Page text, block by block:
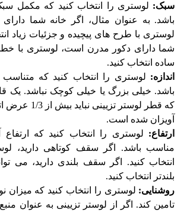
سبک: لوستری را انتخاب کنید که مکمل
باشد. به عنوان مثال، اگر خانه شما
لوستری با طرح های پیچیده و جزئیات زیاد
شما دارای دکور مدرن است، لوستری با
ساده انتخاب کنید.
اندازه: لوستری را انتخاب کنید که متناسب
باشد. خیلی بزرگ یا خیلی کوچک نباشد. یک
که قطر لوستر
آویزان شده است.
ارتفاع: لوستری را انتخاب کنید که
مناسب باشد. اگر سقف کوتاهی دارید،
انتخاب کنید. اگر سقف بلندی دارید، می
بلندتر انتخاب کنید.
روشنایی: لوستری را انتخاب کنید که میزان
تامین کند. اگر از لوستر تزیینی به عنوان